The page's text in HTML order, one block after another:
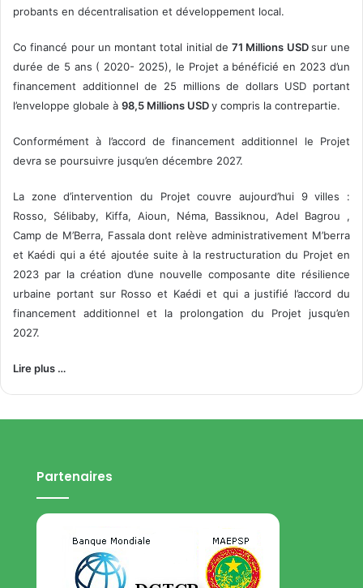
probants en décentralisation et développement local.
Co financé pour un montant total initial de 71 Millions USDsur une
durée de 5 ans ( 2020- 2025), le Projet a bénéficié en 2023 d’un
financement additionnel de 25 millions de dollars USD portant
l’enveloppe globale à 98,5 Millions USDy compris la contrepartie.
Conformément à l’accord de financement additionnel le Projet
devra se poursuivre jusqu’en décembre 2027.
La zone d’intervention du Projet couvre aujourd’hui 9 villes :
Rosso, Sélibaby, Kiffa, Aioun, Néma, Bassiknou, Adel Bagrou ,
Camp de M’Berra, Fassala dont relève administrativement M’berra
et Kaédi qui a été ajoutée suite à la restructuration du Projet en
2023 par la création d’une nouvelle composante dite résilience
urbaine portant sur Rosso et Kaédi et qui a justifié l’accord du
financement additionnel et la prolongation du Projet jusqu’en
2027.
Lire plus …
Partenaires